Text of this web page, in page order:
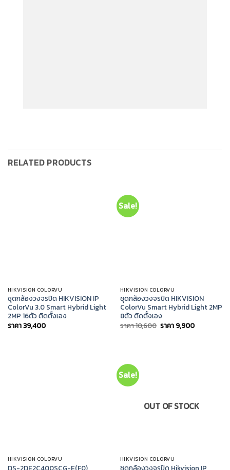
RELATED PRODUCTS
HIKVISION COLORVU
ชุดกล้องวงจรปิด HIKVISION IP
ColorVu 3.0 Smart Hybrid Light
2MP 16ตัว ติดตั้งเอง
ราคา39,400
Sale!
HIKVISION COLORVU
ชุดกล้องวงจรปิด HIKVISION
ColorVu Smart Hybrid Light 2MP
8ตัว ติดตั้งเอง
ราคา10,600 Original
price
ราคา 9,900Current
price
HIKVISION COLORVU
Sale!
OUT OF STOCK
HIKVISION COLORVU